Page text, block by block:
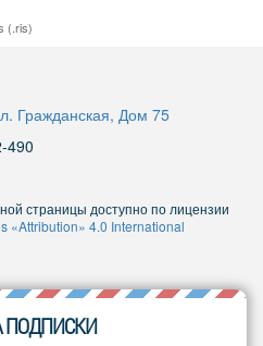
(.ris)
Гражданская, Дом 75
490
страницы доступно по лицензии
«Attribution» 4.0 International